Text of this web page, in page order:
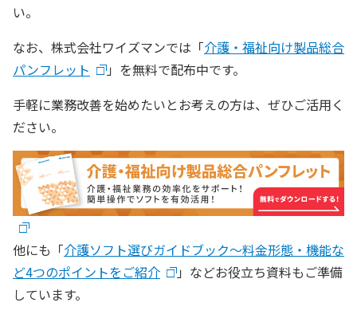
い。
なお、株式会社ワイズマンでは「介護・福祉向け製品総合
パンフレット
」を無料で配布中です。
手軽に業務改善を始めたいとお考えの方は、ぜひご活用く
ださい。
他にも「介護ソフト選びガイドブック〜料金形態・機能な
ど4つのポイントをご紹介
」などお役立ち資料もご準備
しています。